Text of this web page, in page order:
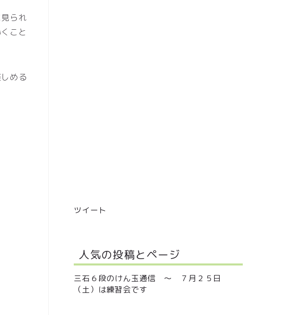
られ
こと
める
ツイート
人気の投稿とページ
三石６段のけん玉通信 ～ ７月２５日
（土）は練習会です